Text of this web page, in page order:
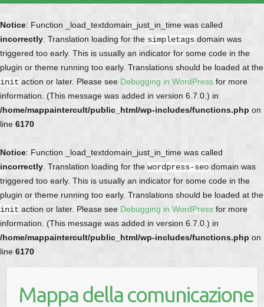
Notice: Function _load_textdomain_just_in_time was called
incorrectly . Translation loading for the simpletags domain was
triggered too early. This is usually an indicator for some code in the
plugin or theme running too early. Translations should be loaded at the
init action or later. Please see Debugging in WordPress for more
information. (This message was added in version 6.7.0.) in
/home/mappaintercult/public_html/wp-includes/functions.php on
line 6170
Notice: Function _load_textdomain_just_in_time was called
incorrectly . Translation loading for the wordpress-seo domain was
triggered too early. This is usually an indicator for some code in the
plugin or theme running too early. Translations should be loaded at the
init action or later. Please see Debugging in WordPress for more
information. (This message was added in version 6.7.0.) in
/home/mappaintercult/public_html/wp-includes/functions.php on
line 6170
Mappa della comunicazione